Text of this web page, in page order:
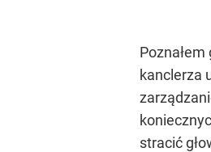
kanclerza
stracić